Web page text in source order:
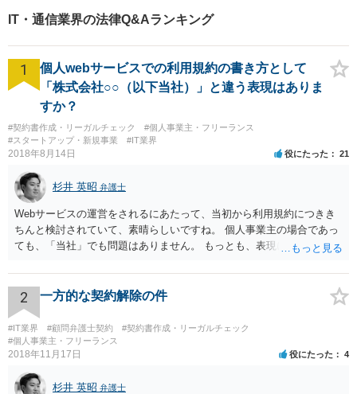
した経営基盤の構築をお手伝
いいたします。
IT・通信業界の法律Q&Aランキング
1
個人webサービスでの利用規約の書き方として
「株式会社○○（以下当社）」と違う表現はありま
すか？
#契約書作成・リーガルチェック
#個人事業主・フリーランス
#スタートアップ・新規事業
#IT業界
2018年8月14日 役にたった 21
杉井 英昭 弁護士
Webサービスの運営をされるにあたって、当初から利用規約につきき
ちんと検討されていて、素晴らしいですね。 個人事業主の場合であっ
ても、「当社」でも問題はありません。 もっとも、表現に違和感があ
さんが「ABCウェブサービス」の屋号で事業を運営する際には、「当
社」の代わりに「ABCウェブサービス」とか「ABCWS」を使う等で
す。
2 一方的な契約解除の件
#IT業界 #顧問弁護士契約
#契約書作成・リーガルチェック
#個人事業主・フリーランス
2018年11月17日 役にたった 4
杉井 英昭 弁護士